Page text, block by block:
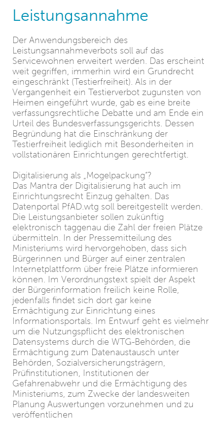
Leistungsannahme
Der Anwendungsbereich des
Leistungsannahmeverbots soll auf das
Servicewohnen erweitert werden. Das erscheint
weit gegriffen, immerhin wird ein Grundrecht
eingeschränkt (Testierfreiheit). Als in der
Vergangenheit ein Testierverbot zugunsten von
Heimen eingeführt wurde, gab es eine breite
verfassungsrechtliche Debatte und am Ende ein
Urteil des Bundesverfassungsgerichts. Dessen
Begründung hat die Einschränkung der
Testierfreiheit lediglich mit Besonderheiten in
vollstationären Einrichtungen gerechtfertigt.
Digitalisierung als „Mogelpackung“?
Das Mantra der Digitalisierung hat auch im
Einrichtungsrecht Einzug gehalten. Das
Datenportal PfAD.wtg soll bereitgestellt werden.
Die Leistungsanbieter sollen zukünftig
elektronisch taggenau die Zahl der freien Plätze
übermitteln. In der Pressemitteilung des
Ministeriums wird hervorgehoben, dass sich
Bürgerinnen und Bürger auf einer zentralen
Internetplattform über freie Plätze informieren
können. Im Verordnungstext spielt der Aspekt
der Bürgerinformation freilich keine Rolle,
jedenfalls findet sich dort gar keine
Ermächtigung zur Einrichtung eines
Informationsportals. Im Entwurf geht es vielmehr
um die Nutzungspflicht des elektronischen
Datensystems durch die WTG-Behörden, die
Ermächtigung zum Datenaustausch unter
Behörden, Sozialversicherungsträgern,
Prüfinstitutionen, Institutionen der
Gefahrenabwehr und die Ermächtigung des
Ministeriums, zum Zwecke der landesweiten
Planung Auswertungen vorzunehmen und zu
veröffentlichen